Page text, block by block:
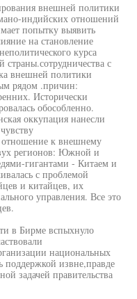
внешней политики
индийских отношений
попытку выявить
на становление
курса
с
внешней политики
рядом .причин:
Исторически
обособленно.
оккупация нанесли
отношение к внешнему
регионов: Южной и
гигантами - Китаем и
с проблемой
и китайцев, их
управления. Все это
в Бирме вспыхнуло
национальных
извне,правде
задачей правительства